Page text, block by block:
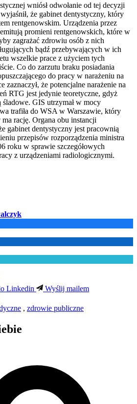
wniósł odwołanie od tej decyzji
że gabinet dentystyczny, który
rentgenowskim. Urządzenia przez
promieni rentgenowskich, które w
zagrażać zdrowiu osób z nich
bądź przebywających w ich
wszelkie prace z użyciem tych
Co do zarzutu braku posiadania
do pracy w narażeniu na
zaznaczył, że potencjalne narażenie na
RTG jest jedynie teoretyczne, gdyż
GIS utrzymał w mocy
trafiła do WSA w Warszawie, który
ma rację. Organa obu instancji
gabinet dentystyczny jest pracownią
przepisów rozporządzenia ministra
roku w sprawie szczegółowych
z urządzeniami radiologicznymi.
Linkedin
Wyślij mailem
, zdrowie publiczne